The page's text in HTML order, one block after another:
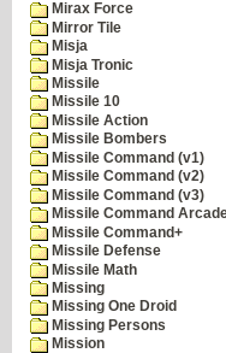
Mirax Force
Mirror Tile
Misja
Misja Tronic
Missile
Missile 10
Missile Action
Missile Bombers
Missile Command (v1)
Missile Command (v2)
Missile Command (v3)
Missile Command
Missile Command+
Missile Defense
Missile Math
Missing
Missing One Droid
Missing Persons
Mission